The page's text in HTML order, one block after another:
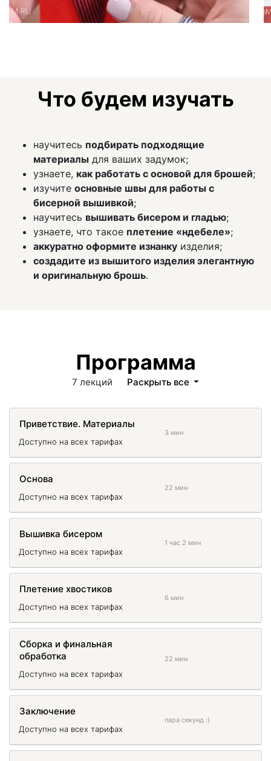
Что будем изучать
научитесь подбирать подходящие
материалы для ваших задумок;
узнаете, как работать с основой для брошей;
изучите основные швы для работы с
бисерной вышивкой;
научитесь вышивать бисером и гладью;
узнаете, что такое плетение «ндебеле»;
аккуратно оформите изнанку изделия;
создадите из вышитого изделия элегантную
и оригинальную брошь.
Программа
7 лекций Раскрыть все
Приветствие. Материалы
Доступно на всех тарифах
3 мин
Основа
Доступно на всех тарифах
22 мин
Вышивка бисером
Доступно на всех тарифах
1 час 2 мин
Плетение хвостиков
Доступно на всех тарифах
6 мин
Сборка и финальная
обработка
Доступно на всех тарифах
22 мин
Заключение
Доступно на всех тарифах
пара секунд :)